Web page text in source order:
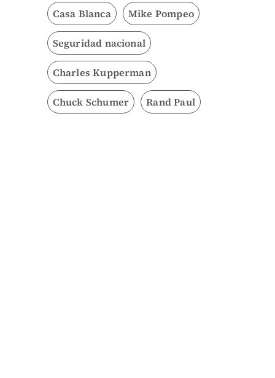
Casa Blanca Mike Pompeo
Seguridad nacional
Charles Kupperman
Chuck Schumer Rand Paul